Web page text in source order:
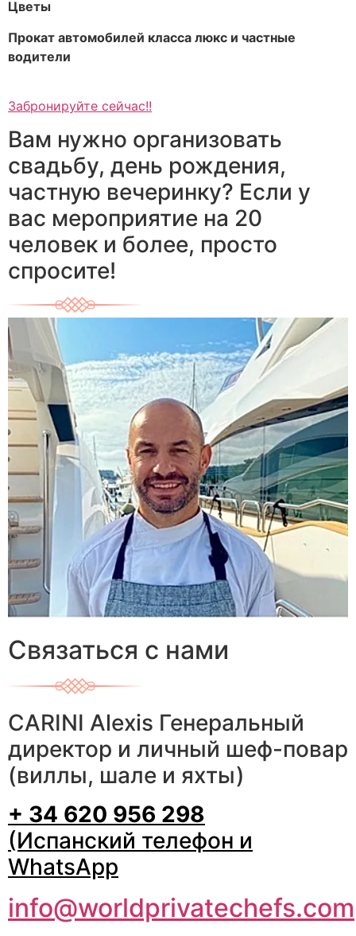
Цветы
Прокат автомобилей класса люкс и частные
водители
Забронируйте сейчас!!
Вам нужно организовать
свадьбу, день рождения,
частную вечеринку? Если у
вас мероприятие на 20
человек и более, просто
спросите!
Связаться с нами
CARINI Alexis Генеральный
директор и личный шеф-повар
(виллы, шале и яхты)
+ 34 620 956 298
(Испанский телефон и
WhatsApp
info@worldprivatechefs.com